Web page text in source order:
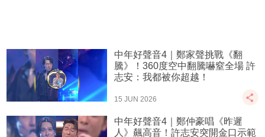
中年好聲音4｜鄭家聲挑戰《翻
騰》！360度空中翻騰嚇窒全場 許
志安：我都被你超越！
15 JUN 2026
中年好聲音4｜鄭仲豪唱《昨遲
人》飆高音！許志安突開金口示範